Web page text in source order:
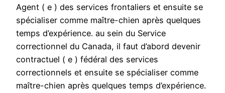
Agent ( e ) des services frontaliers et ensuite se
spécialiser comme maître-chien après quelques
temps d’expérience. au sein du Service
correctionnel du Canada, il faut d’abord devenir
contractuel ( e ) fédéral des services
correctionnels et ensuite se spécialiser comme
maître-chien après quelques temps d’expérience.